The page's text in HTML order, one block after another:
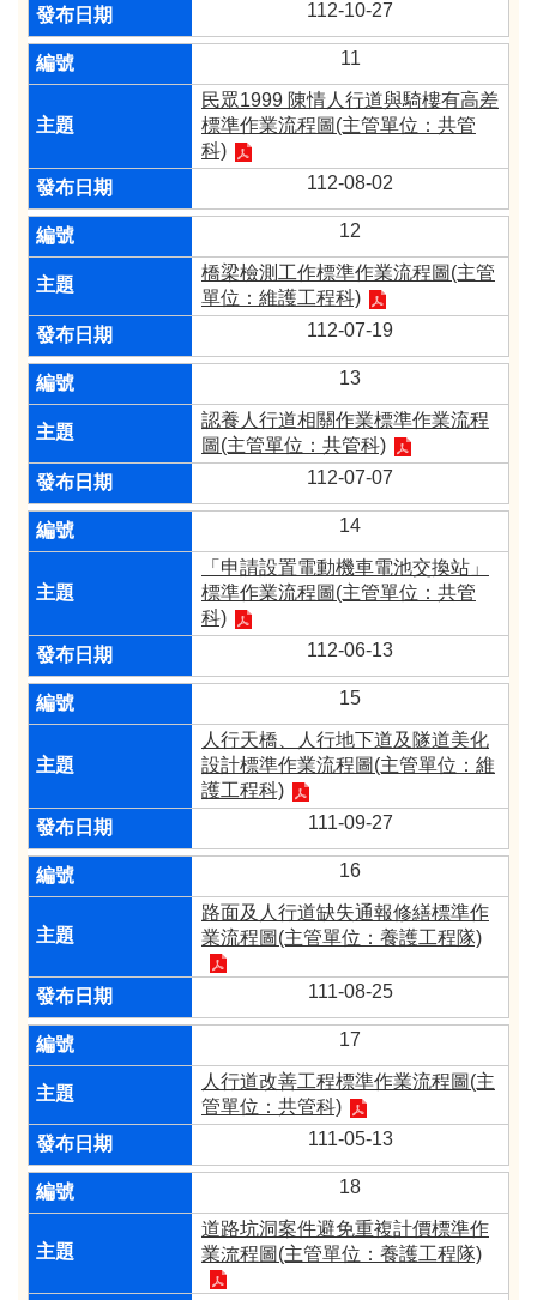
112-10-27
11
民眾1999 陳情人行道與騎樓有高差
標準作業流程圖(主管單位：共管
科)
112-08-02
12
橋梁檢測工作標準作業流程圖(主管
單位：維護工程科)​
112-07-19
13
認養人行道相關作業標準作業流程
圖(主管單位：共管科)
112-07-07
14
「申請設置電動機車電池交換站」
標準作業流程圖(主管單位：共管
科)
112-06-13
15
人行天橋、人行地下道及隧道美化
設計標準作業流程圖(主管單位：維
護工程科)
111-09-27
16
路面及人行道缺失通報修繕標準作
業流程圖(主管單位：養護工程隊)
111-08-25
17
人行道改善工程標準作業流程圖(主
管單位：共管科)
111-05-13
18
道路坑洞案件避免重複計價標準作
業流程圖(主管單位：養護工程隊)